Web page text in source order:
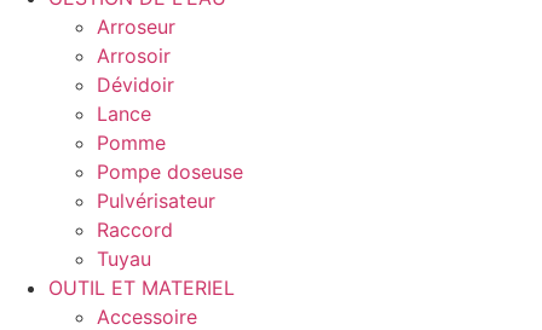
Arroseur
Arrosoir
Dévidoir
Lance
Pomme
Pompe doseuse
Pulvérisateur
Raccord
Tuyau
OUTIL ET MATERIEL
Accessoire